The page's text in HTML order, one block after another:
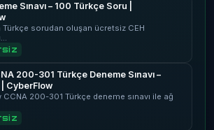
Sınavı – 100 Türkçe Soru |
Türkçe sorudan oluşan ücretsiz CEH
200-301 Türkçe Deneme Sınavı –
CyberFlow
CCNA 200-301 Türkçe deneme sınavı ile ağ